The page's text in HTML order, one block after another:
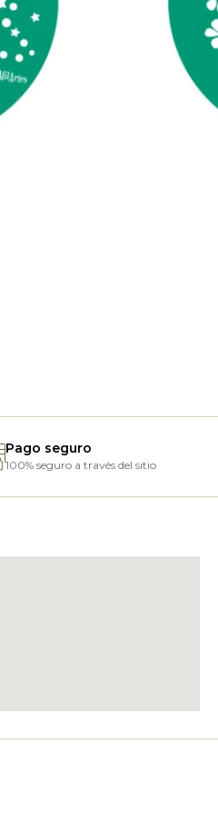
Pago seguro
100% seguro a través del sitio